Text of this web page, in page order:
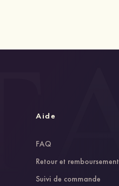
Aide
FAQ
Retour et remboursement
Suivi de commande